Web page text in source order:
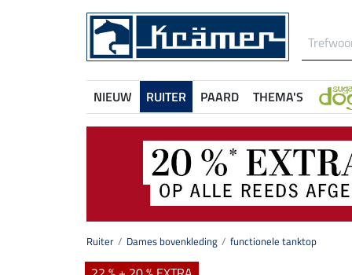
NIEUW RUITER PAARD THEMA'S
Ruiter Dames bovenkleding functionele tanktop